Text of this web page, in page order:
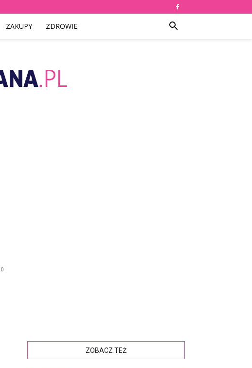
ZAKUPY ZDROWIE
0
ZOBACZ TEŻ